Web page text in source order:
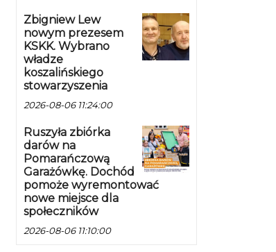
Zbigniew Lew
nowym prezesem
KSKK. Wybrano
władze
koszalińskiego
stowarzyszenia
2026-08-06 11:24:00
Ruszyła zbiórka
darów na
Pomarańczową
Garażówkę. Dochód
pomoże wyremontować
nowe miejsce dla
społeczników
2026-08-06 11:10:00